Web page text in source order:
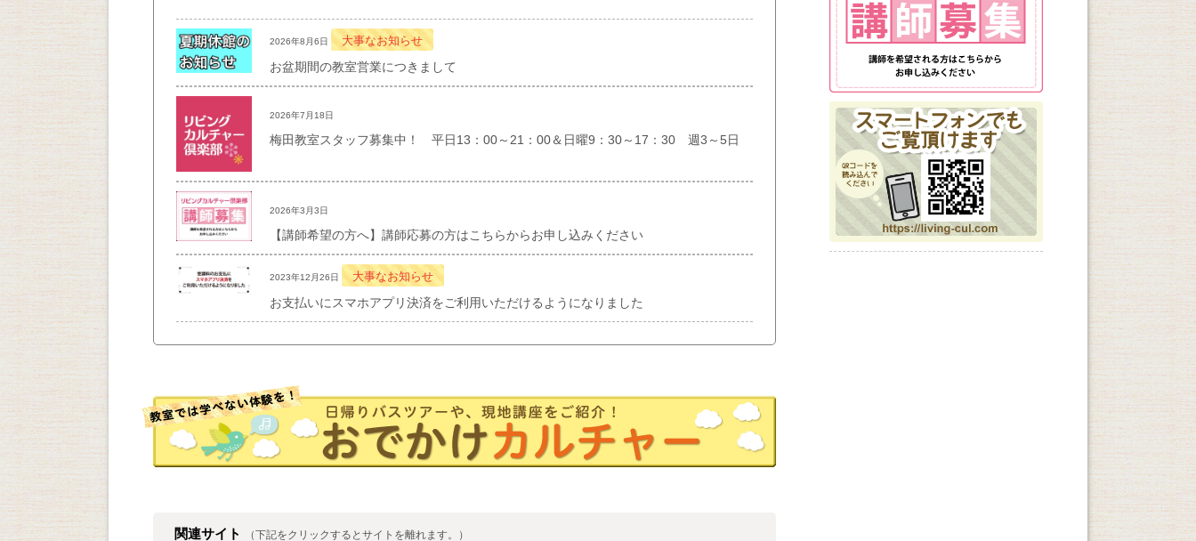
2026年8月6日 大事なお知らせ
お盆期間の教室営業につきまして
2026年7月18日
梅田教室スタッフ募集中！ 平日13：00～21：00＆日曜9：30～17：30 週3～5日
2026年3月3日
【講師希望の方へ】講師応募の方はこちらからお申し込みください
2023年12月26日 大事なお知らせ
お支払いにスマホアプリ決済をご利用いただけるようになりました
関連サイト （下記をクリックするとサイトを離れます。）